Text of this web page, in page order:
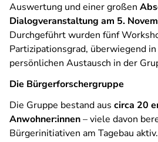
Auswertung und einer großen
Dialogveranstaltung am 5.
Durchgeführt wurden fünf
Partizipationsgrad, überwiegend
persönlichen Austausch in der
Die Bürgerforschergruppe
Die Gruppe bestand aus circa 20
Anwohner:innen– viele davon
Bürgerinitiativen am Tagebau